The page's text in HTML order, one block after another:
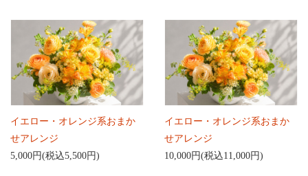
イエロー・オレンジ系おまか
せアレンジ
5,000円(税込5,500円)
イエロー・オレンジ系おまか
せアレンジ
10,000円(税込11,000円)